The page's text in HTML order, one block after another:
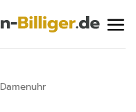
Damenuhr